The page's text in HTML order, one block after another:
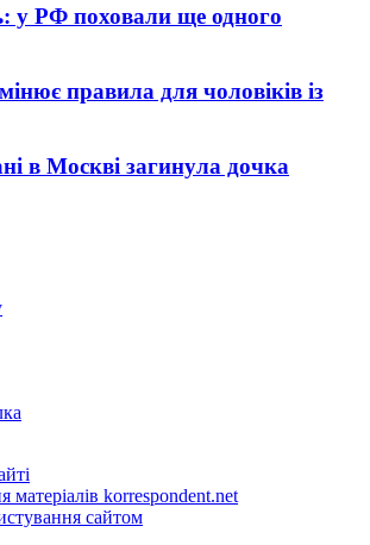
у РФ поховали ще одного
правила для чоловіків із
в Москві загинула дочка
матеріалів korrespondent.net
сайтом